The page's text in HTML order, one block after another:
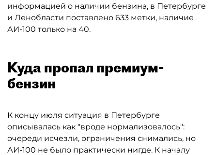
информацией о наличии бензина, в Петербурге
и Ленобласти поставлено 633 метки, наличие
АИ-100 только на 40.
Куда пропал премиум-
бензин
К концу июля ситуация в Петербурге
описывалась как "вроде нормализовалось":
очереди исчезли, ограничения снимались, но
АИ-100 не было практически нигде. К началу